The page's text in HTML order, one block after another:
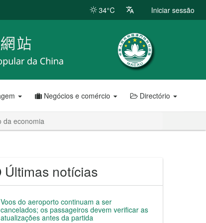
34°C Iniciar sessão
Negócios e comércio Directório
da economia
Últimas notícias
Voos do aeroporto continuam a ser
cancelados; os passageiros devem verificar as
atualizações antes da partida